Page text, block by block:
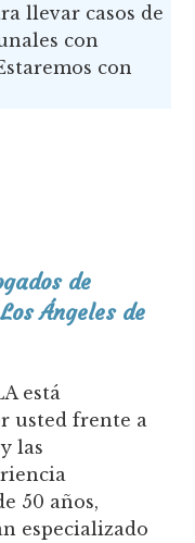
llevar casos de
con
con
de
Ángeles de
está
usted frente a
las
50 años,
especializado